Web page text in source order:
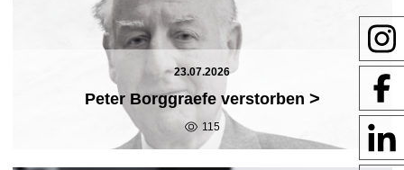
23.07.2026
Peter Borggraefe verstorben >
115